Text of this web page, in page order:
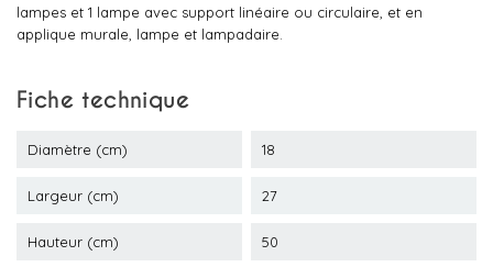
lampes et 1 lampe avec support linéaire ou circulaire, et en
applique murale, lampe et lampadaire.
Fiche technique
Diamètre (cm) 18
Largeur (cm) 27
Hauteur (cm) 50